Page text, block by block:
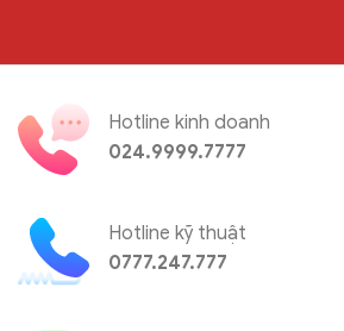
Hotline kinh doanh
024.9999.7777
Hotline kỹ thuật
0777.247.777